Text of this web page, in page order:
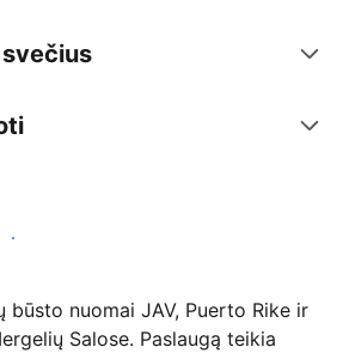
platformoje dabar
būsto nuomai JAV, Puerto Rike ir
Salose. Paslaugą teikia